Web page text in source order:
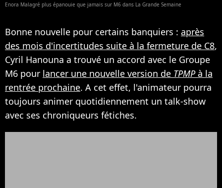
Enora Malagré plus épanouie que jamais sur M6 dans La Grande Semaine
Bonne nouvelle pour certains banquiers : après
des mois d'incertitudes suite à la fermeture de C8,
Cyril Hanouna a trouvé un accord avec le Groupe
M6 pour lancer une nouvelle version de TPMPà la
rentrée prochaine. A cet effet, l'animateur pourra
toujours animer quotidiennement un talk-show
avec ses chroniqueurs fétiches.